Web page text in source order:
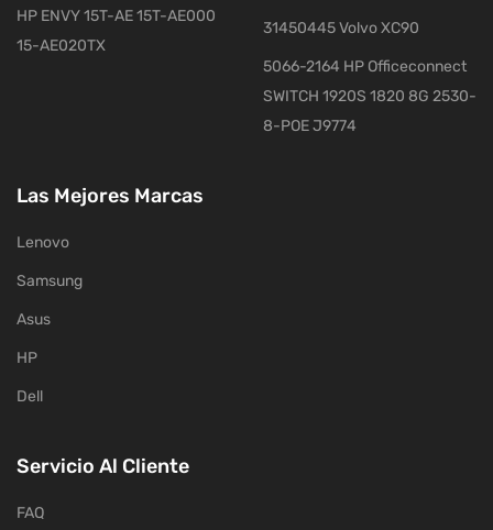
HP ENVY 15T-AE 15T-AE000
15-AE020TX
31450445 Volvo XC90
5066-2164 HP Officeconnect
SWITCH 1920S 1820 8G 2530-
8-POE J9774
Las Mejores Marcas
Lenovo
Samsung
Asus
HP
Dell
Servicio Al Cliente
FAQ